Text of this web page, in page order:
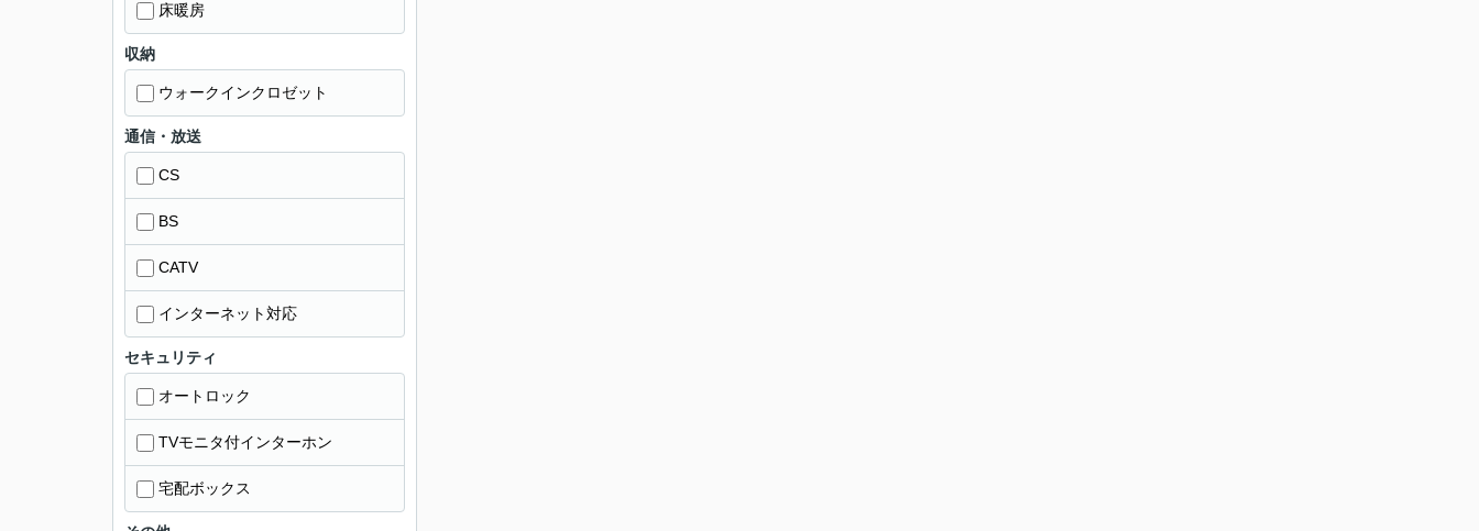
床暖房
収納
ウォークインクロゼット
通信・放送
CS
BS
CATV
インターネット対応
セキュリティ
オートロック
TVモニタ付インターホン
宅配ボックス